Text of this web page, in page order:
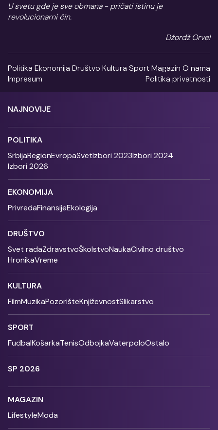
U svetu gde je sve obmana - pričati istinu je
revolucionarni čin.
Džordž Orvel
Politika Ekonomija Društvo Kultura SportMagazin O nama
Impresum
Politika privatnosti
NAJNOVIJE
POLITIKA
SrbijaRegionEvropaSvetIzbori 2023Izbori 2024
Izbori 2026
EKONOMIJA
PrivredaFinansijeEkologija
DRUŠTVO
Svet radaZdravstvoŠkolstvoNaukaCivilno društvo
HronikaVreme
KULTURA
FilmMuzikaPozorišteKnjiževnostSlikarstvo
SPORT
FudbalKošarkaTenisOdbojkaVaterpoloOstalo
SP 2026
MAGAZIN
LifestyleModa